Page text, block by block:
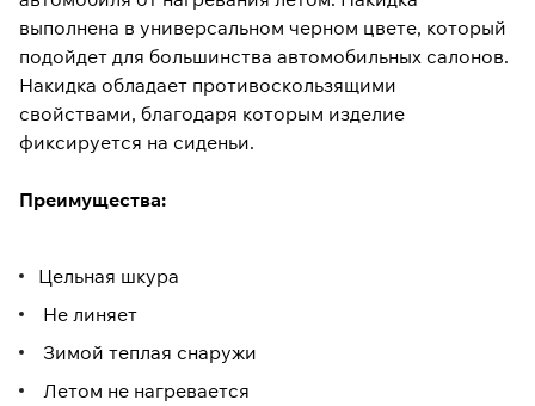
выполнена в универсальном черном цвете, который
подойдет для большинства автомобильных салонов.
Накидка обладает противоскользящими
свойствами, благодаря которым изделие
фиксируется на сиденьи.
Преимущества:
Цельная шкура
Не линяет
Зимой теплая снаружи
Летом не нагревается